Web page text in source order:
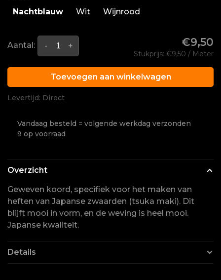
Nachtblauw Wit Wijnrood
Aantal: +
- €9,50
Stukprijs: €9,50 / Meter
Toevoegen aan winkelwagen
Levertijd: Direct
Vandaag besteld = volgende werkdag verzonden
9 op voorraad
Overzicht
Geweven koord, specifiek voor het maken van
heften van Japanse zwaarden (tsuka maki). Dit
blijft mooi in vorm, en de weving is heel mooi.
Japanse kwaliteit.
Details